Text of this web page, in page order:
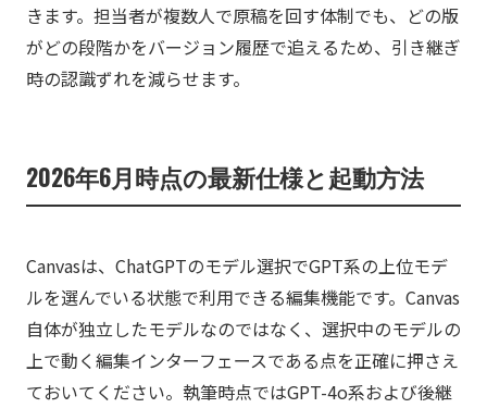
きます。担当者が複数人で原稿を回す体制でも、どの版
がどの段階かをバージョン履歴で追えるため、引き継ぎ
時の認識ずれを減らせます。
2026年6月時点の最新仕様と起動方法
Canvasは、ChatGPTのモデル選択でGPT系の上位モデ
ルを選んでいる状態で利用できる編集機能です。Canvas
自体が独立したモデルなのではなく、選択中のモデルの
上で動く編集インターフェースである点を正確に押さえ
ておいてください。執筆時点ではGPT-4o系および後継